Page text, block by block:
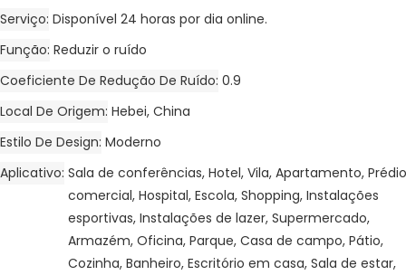
Serviço Disponível 24 horas por dia online.
Função Reduzir o ruído
Coeficiente De Redução De Ruído 0.9
Local De Origem Hebei, China
Estilo De Design Moderno
Aplicativo Sala de conferências, Hotel, Vila, Apartamento, Prédio
comercial, Hospital, Escola, Shopping, Instalações
esportivas, Instalações de lazer, Supermercado,
Armazém, Oficina, Parque, Casa de campo, Pátio,
Cozinha, Banheiro, Escritório em casa, Sala de estar,